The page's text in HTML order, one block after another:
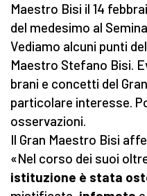
Maestro Bisi il 14
del medesimo al
Vediamo alcuni punti
Maestro Stefano Bisi.
brani e concetti del
particolare interesse.
osservazioni.
Il Gran Maestro Bisi
«Nel corso dei suoi
istituzione è stata